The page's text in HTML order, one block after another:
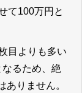
て100万円と
目よりも多い
るため、絶
りません。